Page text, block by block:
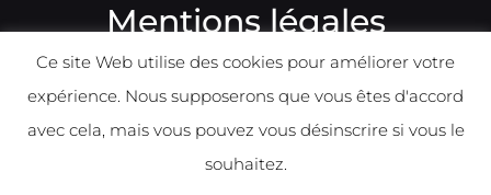
Mentions légales
Ce site Web utilise des cookies pour améliorer votre
expérience. Nous supposerons que vous êtes d'accord
avec cela, mais vous pouvez vous désinscrire si vous le
souhaitez.